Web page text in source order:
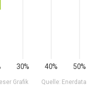
30% 40% 50%
Quelle: Enerdata
Grafik